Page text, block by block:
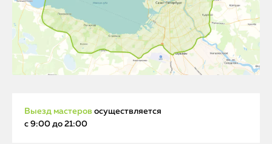
Выезд мастеров осуществляется
с 9:00 до 21:00